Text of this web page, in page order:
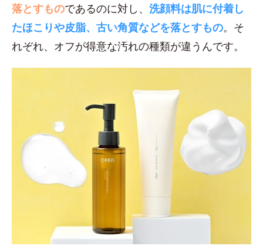
落とすものであるのに対し、 洗顔料は肌に付着し
たほこりや皮脂、古い角質などを落とすもの。そ
れぞれ、オフが得意な汚れの種類が違うんです。